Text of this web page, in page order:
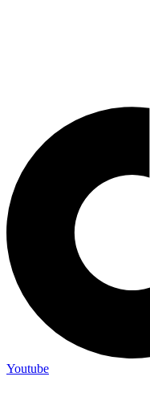
Youtube